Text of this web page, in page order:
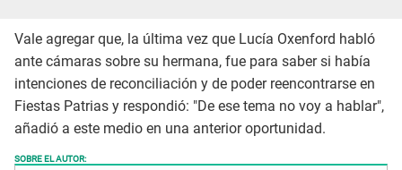
Vale agregar que, la última vez que Lucía Oxenford habló
ante cámaras sobre su hermana, fue para saber si había
intenciones de reconciliación y de poder reencontrarse en
Fiestas Patrias y respondió: "De ese tema no voy a hablar",
añadió a este medio en una anterior oportunidad.
SOBRE EL AUTOR: